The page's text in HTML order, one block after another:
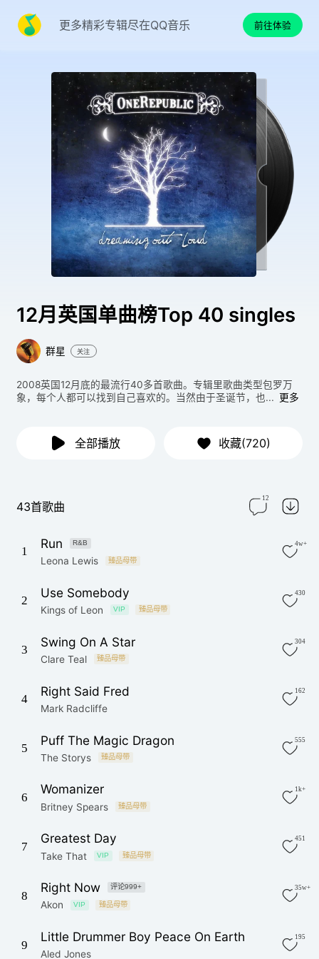
更多精彩专辑尽在QQ音乐 前往体验
12月英国单曲榜Top 40 singles
群星 关注
2008英国12月底的最流行40多首歌曲。专辑里歌曲类型包罗万
象，每个人都可以找到自己喜欢的。当然由于圣诞节，也... 更多
全部播放 收藏(720)
43首歌曲
12
1
Run R&B
Leona Lewis 臻品母带
4w+
2
Use Somebody
Kings of Leon VIP 臻品母带
430
3
Swing On A Star
Clare Teal 臻品母带
304
4
Right Said Fred
Mark Radcliffe
162
5
Puff The Magic Dragon
The Storys 臻品母带
555
6
Womanizer
Britney Spears 臻品母带
1k+
7
Greatest Day
Take That VIP 臻品母带
451
8
Right Now 评论999+
Akon VIP 臻品母带
35w+
9
Little Drummer Boy Peace On Earth
Aled Jones
195